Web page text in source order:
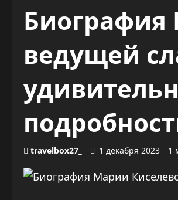
ведущей
travelbox27_ 1 декабря 2023 1